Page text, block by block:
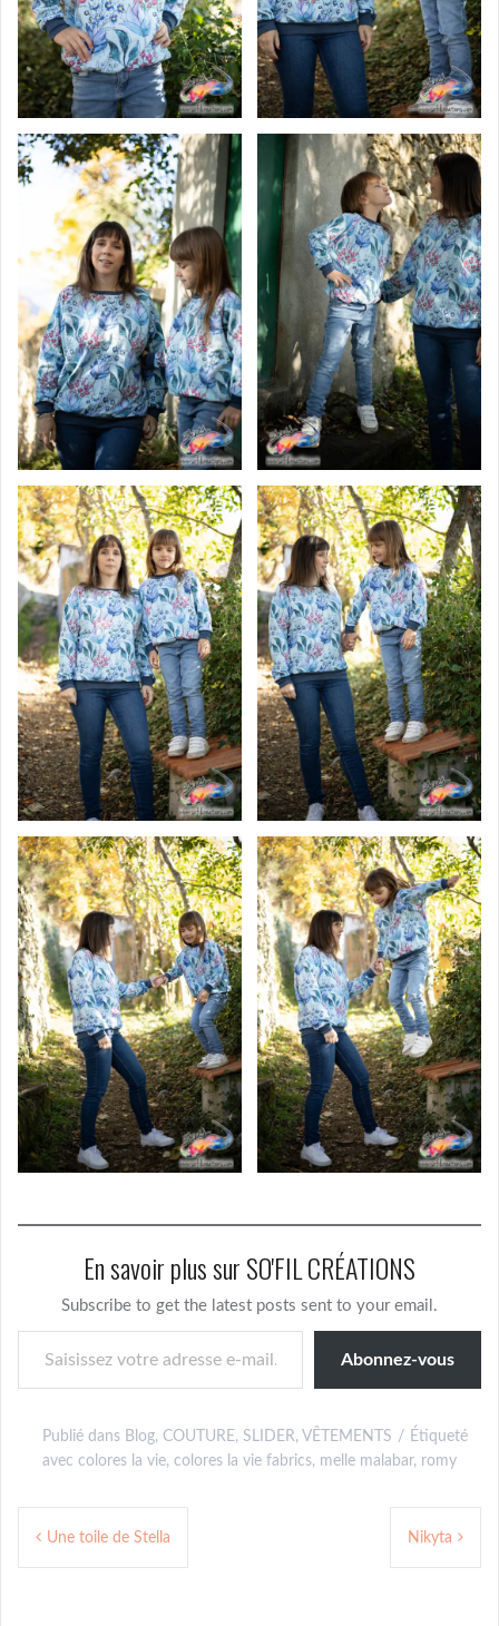
En savoir plus sur SO'FIL CRÉATIONS
Subscribe to get the latest posts sent to your email.
Saisissez votre adresse e-mail…
Abonnez-vous
Publié dans Blog, COUTURE, SLIDER, VÊTEMENTS
Étiqueté
avec colores la vie, colores la vie fabrics, melle malabar, romy
Navigation
Une toile de Stella Nikyta